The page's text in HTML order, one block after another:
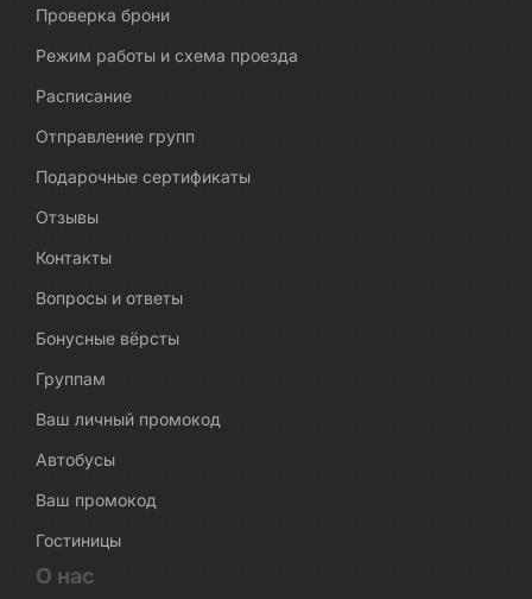
Проверка брони
Режим работы и схема проезда
Расписание
Отправление групп
Подарочные сертификаты
Отзывы
Контакты
Вопросы и ответы
Бонусные вёрсты
Группам
Ваш личный промокод
Автобусы
Ваш промокод
Гостиницы
О нас